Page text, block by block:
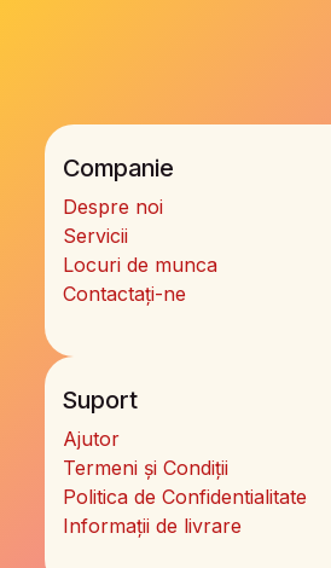
Companie
Despre noi
Servicii
Locuri de munca
Contactați-ne
Suport
Ajutor
Termeni și Condiții
Politica de Confidentialitate
Informații de livrare